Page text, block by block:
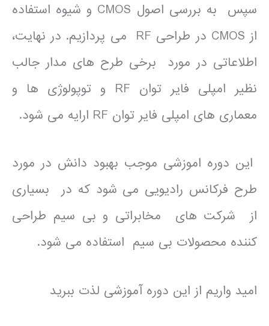
سپس به بررسی اصول CMOS و شیوه استفاده
از CMOS در طراحی RF می پردازیم. در نهایت،
اطلاعاتی در مورد برخی طرح های مدار جالب
نظیر امپلی فایر توان RF و توپولوژی ها و
معماری های امپلی فایر توان RF ارایه می شود.
این دوره اموزشی موجب بهبود دانش در مورد
طرح فرکانس رادیویی می شود که در بسیاری
از شرکت های مخابراتی و بی سیم طراحی
کننده محصولات بی سیم استفاده می شود.
امید واریم از این دوره آموزشی لذت ببرید